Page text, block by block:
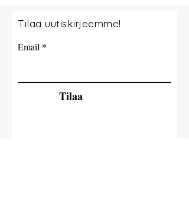
Tilaa uutiskirjeemme!
Email
Tilaa